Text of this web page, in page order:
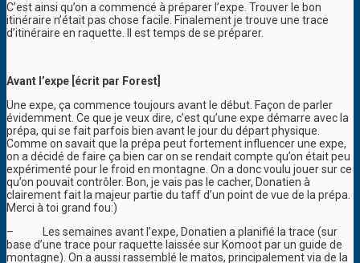
C’est ainsi qu’on a commencé à préparer l’expe. Trouver le bon
itinéraire n’était pas chose facile. Finalement je trouve une trace
d’itinéraire en raquette. Il est temps de se préparer.
Avant l’expe [écrit par Forest]
Une expe, ça commence toujours avant le début. Façon de parler
évidemment. Ce que je veux dire, c’est qu’une expe démarre avec la
prépa, qui se fait parfois bien avant le jour du départ physique.
Comme on savait que la prépa peut fortement influencer une expe,
on a décidé de faire ça bien car on se rendait compte qu’on était peu
expérimenté pour le froid en montagne. On a donc voulu jouer sur ce
qu’on pouvait contrôler. Bon, je vais pas le cacher, Donatien à
clairement fait la majeur partie du taff d’un point de vue de la prépa.
Merci à toi grand fou:)
–
Les semaines avant l’expe, Donatien a planifié la trace (sur
base d’une trace pour raquette laissée sur Komoot par un guide de
montagne). On a aussi rassemblé le matos, principalement via de la